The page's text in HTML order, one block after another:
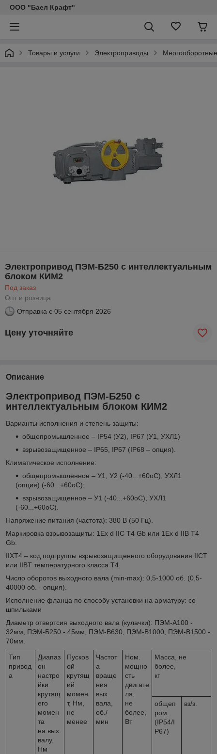
ООО "Баел Крафт"
Товары и услуги Электроприводы
Электропривод ПЭМ-Б250 с интеллектуальным
блоком КИМ2
Под заказ
Опт и розница
Отправка с 05 сентября 2026
Цену уточняйте
Описание
Электропривод ПЭМ-Б250 с
интеллектуальным блоком КИМ2
Варианты исполнения и степень защиты:
общепромышленное – IP54 (У2), IP67 (У1, УХЛ1)
взрывозащищенное – IP65, IP67 (IP68 – опция).
Климатическое исполнение:
общепромышленное – У1, У2 (-40...+60oС), УХЛ1
(опция) (-60...+60oС);
взрывозащищенное – У1 (-40...+60oС), УХЛ1
(-60...+60oС).
Напряжение питания (частота): 380 В (50 Гц).
Маркировка взрывозащиты: 1Ех d IIC T4 Gb или 1Ех d IIB T4
Gb.
IIХТ4 – код подгруппы взрывозащищенного оборудования IICT
или IIBT температурного класса Т4.
Число оборотов выходного вала (min-max): 0,5-1000 об. (0,5-
40000 об. - опция).
Исполнение фланца по способу установки на арматуру: со
шпильками
Диаметр отвертсия выходного вала (кулачки): ПЭМ-А100 -
32мм, ПЭМ-Б250 - 45мм, ПЭМ-В630, ПЭМ-В1000, ПЭМ-В1500 -
70мм.
Тип
привод
а
Диапаз
он
настро
йки
крутящ
его
момен
та
на вых.
валу,
Нм
Пусков
ой
крутящ
ий
момен
т, Нм,
не
менее
Частот
а
враще
ния
вых.
вала,
об./
мин
Ном.
мощно
сть
двигате
ля,
не
более,
Вт
Масса, не
более,
кг
общеп
ром.
(IP54/I
P67)
вз/з.